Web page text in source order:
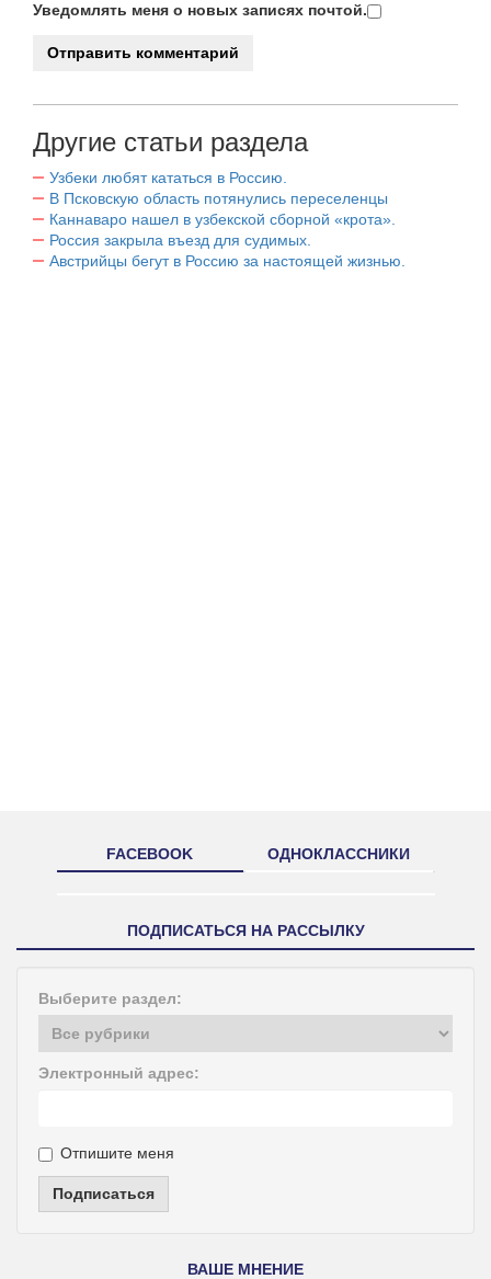
Уведомлять меня о новых записях почтой.
Другие статьи раздела
Узбеки любят кататься в Россию.
В Псковскую область потянулись переселенцы
Каннаваро нашел в узбекской сборной «крота».
Россия закрыла въезд для судимых.
Австрийцы бегут в Россию за настоящей жизнью.
FACEBOOK ОДНОКЛАССНИКИ
ПОДПИСАТЬСЯ НА РАССЫЛКУ
Выберите раздел:
Электронный адрес:
Отпишите меня
Подписаться
ВАШЕ МНЕНИЕ